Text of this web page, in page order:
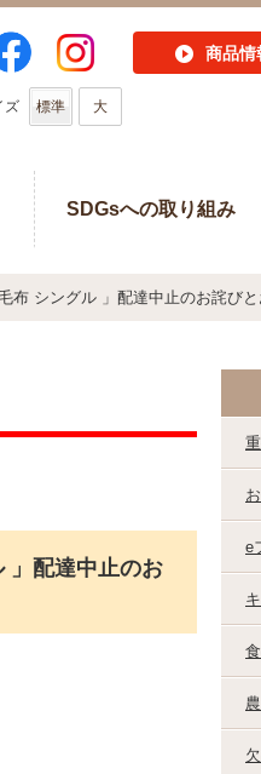
商品情
ズ 標準 大
SDGsへの取り組み
布 シングル 」配達中止のお詫び
」配達中止のお
e